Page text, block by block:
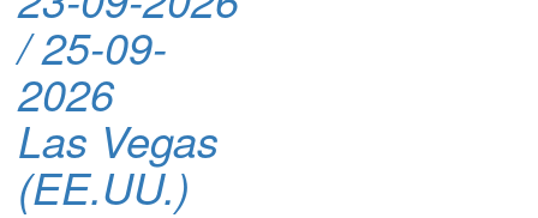
/ 25-09-
2026
Las Vegas
(EE.UU.)